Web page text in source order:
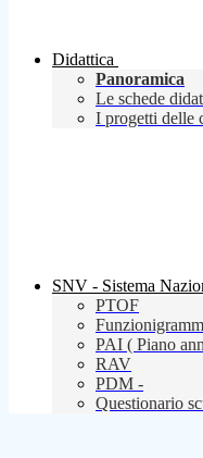
Didattica
Panoramica
Le schede
I progetti delle
SNV - Sistema
PTOF
PAI ( Piano
RAV
PDM -
Questionario